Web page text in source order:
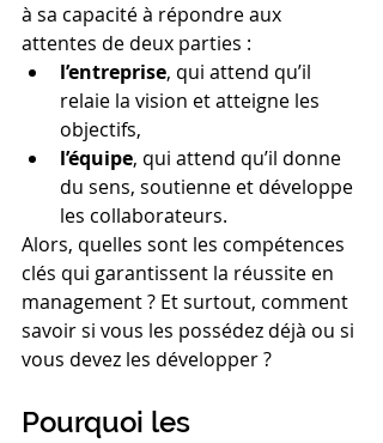
à sa capacité à répondre aux
attentes de deux parties :
l’entreprise, qui attend qu’il
relaie la vision et atteigne les
objectifs,
l’équipe, qui attend qu’il donne
du sens, soutienne et développe
les collaborateurs.
Alors, quelles sont les compétences
clés qui garantissent la réussite en
management ? Et surtout, comment
savoir si vous les possédez déjà ou si
vous devez les développer ?
Pourquoi les